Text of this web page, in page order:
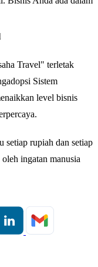
Travel" terletak
Sistem
level bisnis
setiap rupiah dan setiap
ingatan manusia